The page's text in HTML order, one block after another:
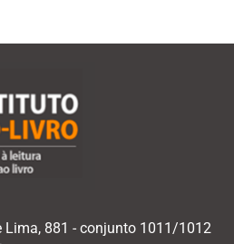
Lima, 881 - conjunto 1011/1012